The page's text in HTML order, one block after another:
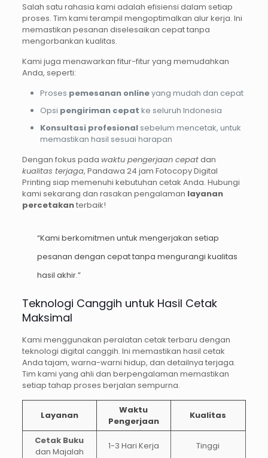
Salah satu rahasia kami adalah efisiensi dalam setiap
proses. Tim kami terampil mengoptimalkan alur kerja. Ini
memastikan pesanan diselesaikan cepat tanpa
mengorbankan kualitas.
Kami juga menawarkan fitur-fitur yang memudahkan
Anda, seperti:
Proses pemesanan onlineyang mudah dan cepat
Opsi pengiriman cepat ke seluruh Indonesia
Konsultasi profesionalsebelum mencetak, untuk
memastikan hasil sesuai harapan
Dengan fokus pada waktu pengerjaan cepatdan
kualitas terjaga, Pandawa 24 jam Fotocopy Digital
Printing siap memenuhi kebutuhan cetak Anda. Hubungi
kami sekarang dan rasakan pengalaman layanan
percetakanterbaik!
“Kami berkomitmen untuk mengerjakan setiap
pesanan dengan cepat tanpa mengurangi kualitas
hasil akhir.”
Teknologi Canggih untuk Hasil Cetak
Maksimal
Kami menggunakan peralatan cetak terbaru dengan
teknologi digital canggih. Ini memastikan hasil cetak
Anda tajam, warna-warni hidup, dan detailnya terjaga.
Tim kami yang ahli dan berpengalaman memastikan
setiap tahap proses berjalan sempurna.
Layanan
Waktu
Pengerjaan
Kualitas
Cetak Buku
dan Majalah
1-3 Hari Kerja Tinggi